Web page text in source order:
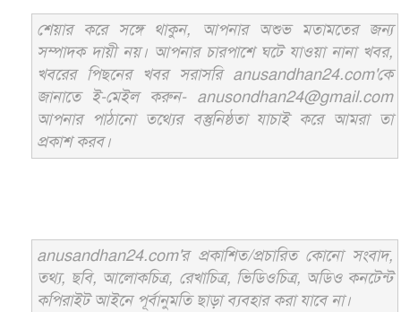
শেয়ার করে সঙ্গে থাকুন, আপনার অশুভ মতামতের জন্য
সম্পাদক দায়ী নয়। আপনার চারপাশে ঘটে যাওয়া নানা খবর,
খবরের পিছনের খবর সরাসরি anusandhan24.com'কে
জানাতে ই-মেইল করুন- anusondhan24@gmail.com
আপনার পাঠানো তথ্যের বস্তুনিষ্ঠতা যাচাই করে আমরা তা
প্রকাশ করব।
anusandhan24.com'র প্রকাশিত/প্রচারিত কোনো সংবাদ,
তথ্য, ছবি, আলোকচিত্র, রেখাচিত্র, ভিডিওচিত্র, অডিও কনটেন্ট
কপিরাইট আইনে পূর্বানুমতি ছাড়া ব্যবহার করা যাবে না।